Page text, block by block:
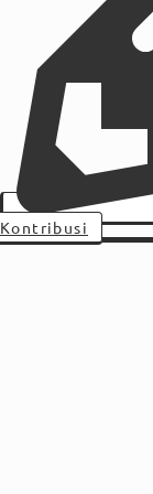
Kontribusi